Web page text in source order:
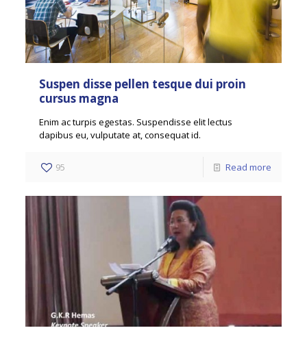
Suspen disse pellen tesque dui proin
cursus magna
Enim ac turpis egestas. Suspendisse elit lectus
dapibus eu, vulputate at, consequat id.
95 Read more